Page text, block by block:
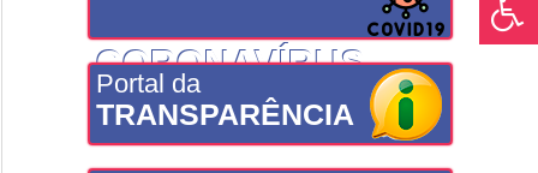
CORONAVÍRUS
Portal da
TRANSPARÊNCIA